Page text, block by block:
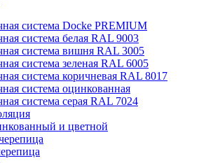
система Docke PREMIUM
система белая RAL 9003
система вишня RAL 3005
система зеленая RAL 6005
система коричневая RAL 8017
система оцинкованная
система серая RAL 7024
и цветной